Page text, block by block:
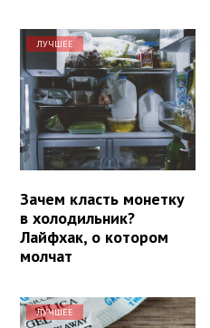
ЛУЧШЕЕ
Зачем класть монетку
в холодильник?
Лайфхак, о котором
молчат
ЛУЧШЕЕ